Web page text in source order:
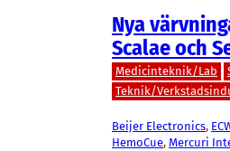
Nya
Scalae och
Medicinteknik/Lab
Teknik/
Beijer Electronics,
HemoCue, Mercuri